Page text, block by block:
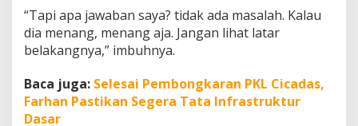
n
“Tapi apa jawaban saya? tidak ada masalah. Kalau
dia menang, menang aja. Jangan lihat latar
belakangnya,” imbuhnya.
Baca juga: Selesai Pembongkaran PKL Cicadas,
Farhan Pastikan Segera Tata Infrastruktur
Dasar